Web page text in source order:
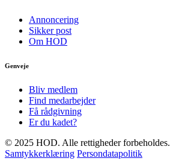
Annoncering
Sikker post
Om HOD
Genveje
Bliv medlem
Find medarbejder
Få rådgivning
Er du kadet?
© 2025 HOD. Alle rettigheder forbeholdes.
Samtykkerklæring Persondatapolitik